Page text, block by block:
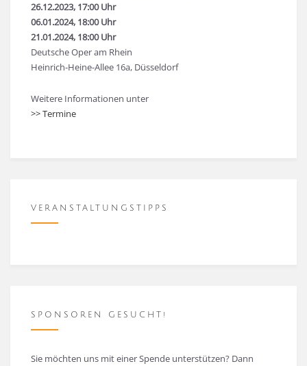
26.12.2023, 17:00 Uhr
06.01.2024, 18:00 Uhr
21.01.2024, 18:00 Uhr
Deutsche Oper am Rhein
Heinrich-Heine-Allee 16a, Düsseldorf
Weitere Informationen unter
>> Termine
VERANSTALTUNGSTIPPS
SPONSOREN GESUCHT!
Sie möchten uns mit einer Spende unterstützen? Dann